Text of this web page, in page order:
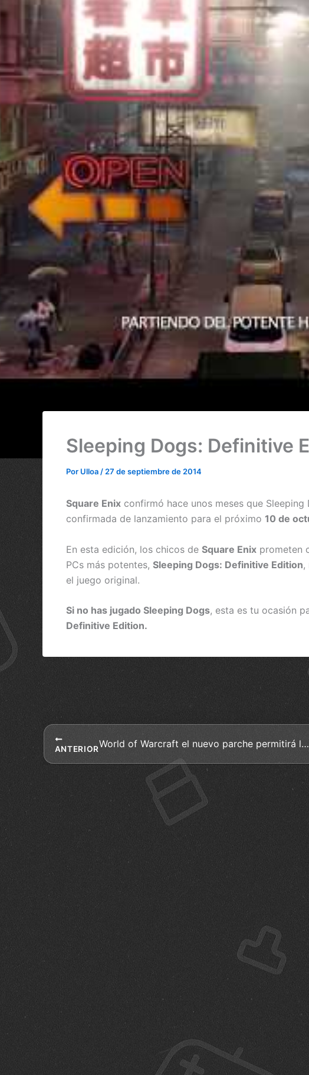
Sleeping Dogs: Definitive
Por Ulloa / 27 de septiembre de 2014
Square Enix confirmó hace unos meses que
confirmada de lanzamiento para el próximo 10 de
En esta edición, los chicos de Square Enix prometen
PCs más potentes, Sleeping Dogs: Definitive Edition,
el juego original.
Si no has jugado Sleeping Dogs, esta es tu ocasión
Definitive Edition.
ANTERIOR World of Warcraft el nuevo parche permitirá la recuperación de personajes eliminados